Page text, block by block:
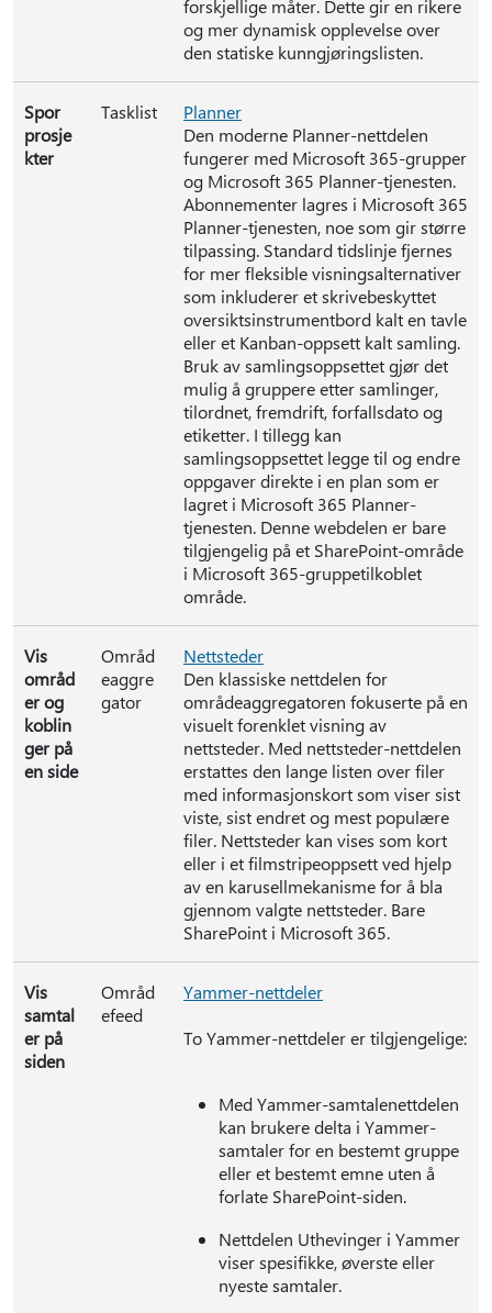
forskjellige måter. Dette gir en rikere
og mer dynamisk opplevelse over
den statiske kunngjøringslisten.
Spor
prosje
kter
Tasklist
Planner
Den moderne Planner-nettdelen
fungerer med Microsoft 365-grupper
og Microsoft 365 Planner-tjenesten.
Abonnementer lagres i Microsoft 365
Planner-tjenesten, noe som gir større
tilpassing. Standard tidslinje fjernes
for mer fleksible visningsalternativer
som inkluderer et skrivebeskyttet
oversiktsinstrumentbord kalt en tavle
eller et Kanban-oppsett kalt samling.
Bruk av samlingsoppsettet gjør det
mulig å gruppere etter samlinger,
tilordnet, fremdrift, forfallsdato og
etiketter. I tillegg kan
samlingsoppsettet legge til og endre
oppgaver direkte i en plan som er
lagret i Microsoft 365 Planner-
tjenesten. Denne webdelen er bare
tilgjengelig på et SharePoint-område
i Microsoft 365-gruppetilkoblet
område.
Vis
områd
er og
koblin
ger på
en side
Områd
eaggre
gator
Nettsteder
Den klassiske nettdelen for
områdeaggregatoren fokuserte på en
visuelt forenklet visning av
nettsteder. Med nettsteder-nettdelen
erstattes den lange listen over filer
med informasjonskort som viser sist
viste, sist endret og mest populære
filer. Nettsteder kan vises som kort
eller i et filmstripeoppsett ved hjelp
av en karusellmekanisme for å bla
gjennom valgte nettsteder. Bare
SharePoint i Microsoft 365.
Vis
samtal
er på
siden
Områd
efeed
Yammer-nettdeler
To Yammer-nettdeler er tilgjengelige:
Med Yammer-samtalenettdelen
kan brukere delta i Yammer-
samtaler for en bestemt gruppe
eller et bestemt emne uten å
forlate SharePoint-siden.
Nettdelen Uthevinger i Yammer
viser spesifikke, øverste eller
nyeste samtaler.